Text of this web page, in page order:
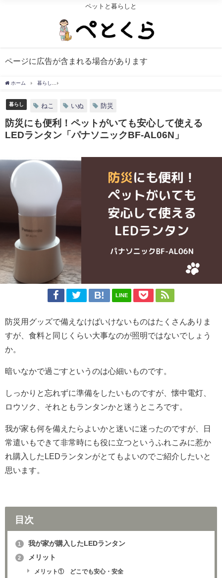
ペットと暮らしと
ページに広告が含まれる場合があります
ホーム 暮らし
暮らし ねこ いぬ 防災
防災にも便利！ペットがいても安心して使える
LEDランタン「パナソニックBF-AL06N」
LINE
防災用グッズで備えなけばいけないものはたくさんありま
すが、食料と同じくらい大事なのが照明ではないでしょう
か。
暗いなかで過ごすというのは心細いものです。
しっかりと忘れずに準備をしたいものですが、懐中電灯、
ロウソク、それともランタンかと迷うところです。
我が家も何を備えたらよいかと迷いに迷ったのですが、日
常遣いもできて非常時にも役に立つというふれこみに惹か
れ購入したLEDランタンがとてもよいのでご紹介したいと
思います。
目次
1 我が家が購入したLEDランタン
2 メリット
メリット① どこでも安心・安全